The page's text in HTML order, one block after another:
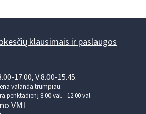
klausimais ir paslaugos
17.00, V 8.00-15.45.
valanda trumpiau.
penktadienį 8.00 val. - 12.00 val.
VMI